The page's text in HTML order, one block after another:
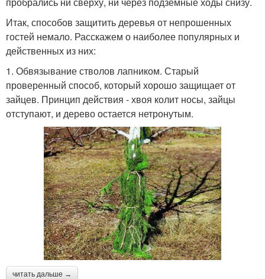
Итак, способов защитить деревья от непрошенных
гостей немало. Расскажем о наиболее популярных и
действенных из них:
1. Обвязывание стволов лапником. Старый
проверенный способ, который хорошо защищает от
зайцев. Принцип действия - хвоя колит носы, зайцы
отступают, и дерево остается нетронутым.
читать дальше →